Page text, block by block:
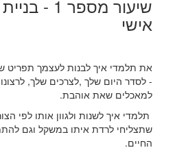
שיעור מספר
אישי
את תלמדי איך לבנות לעצמך תפריט
- לסדר היום שלך ,לצרכים שלך,
למאכלים שאת אוהבת.
תלמדי איך לשנות ולגוון אותו לפי
שתצליחי לרדת איתו במשקל וגם
החיים.